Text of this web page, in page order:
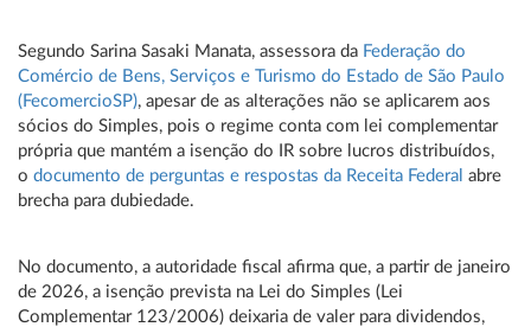
Segundo Sarina Sasaki Manata, assessora da Federação do
Comércio de Bens, Serviços e Turismo do Estado de São Paulo
(FecomercioSP), apesar de as alterações não se aplicarem aos
sócios do Simples, pois o regime conta com lei complementar
própria que mantém a isenção do IR sobre lucros distribuídos,
o documento de perguntas e respostas da Receita Federal abre
brecha para dubiedade.
No documento, a autoridade fiscal afirma que, a partir de janeiro
de 2026, a isenção prevista na Lei do Simples (Lei
Complementar 123/2006) deixaria de valer para dividendos,